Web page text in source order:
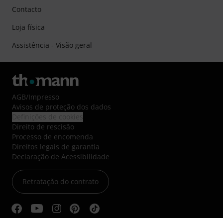
Contacto
Loja física
Assistência - Visão geral
AGB/Impresso
Avisos de proteção dos dados
Direito de rescisão
Processo de encomenda
Direitos legais de garantia
Declaração de Acessibilidade
Retratação do contrato